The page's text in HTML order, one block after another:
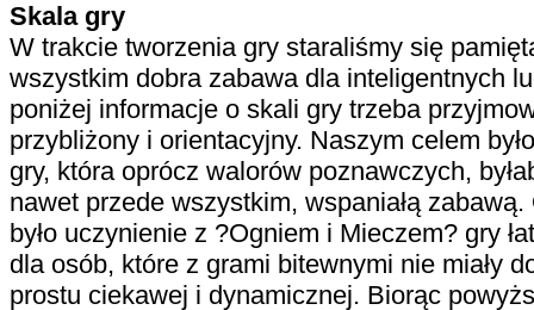
Skala gry
W trakcie tworzenia gry staraliśmy się
wszystkim dobra zabawa dla inteligentnych
poniżej informacje o skali gry trzeba
przybliżony i orientacyjny. Naszym celem
gry, która oprócz walorów poznawczych,
nawet przede wszystkim, wspaniałą
było uczynienie z ?Ogniem i Mieczem? gry
dla osób, które z grami bitewnymi nie miały
prostu ciekawej i dynamicznej. Biorąc